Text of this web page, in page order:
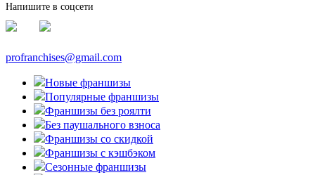
Напишите в соцсети
profranchises@gmail.com
Новые франшизы
Популярные франшизы
Франшизы без роялти
Без паушального взноса
Франшизы со скидкой
Франшизы с кэшбэком
Сезонные франшизы